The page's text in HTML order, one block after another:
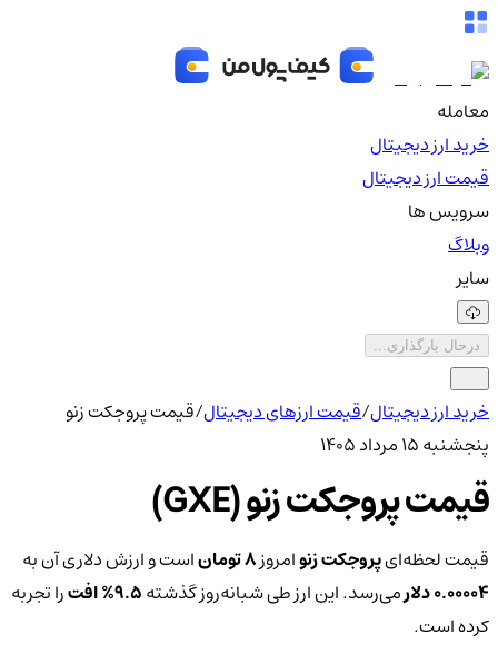
معامله
خرید ارز دیجیتال
قیمت ارز دیجیتال
سرویس ها
وبلاگ
سایر
درحال بارگذاری...
خرید ارز دیجیتال/قیمت ارزهای دیجیتال/قیمت پروجکت زنو
پنجشنبه ۱۵ مرداد ۱۴۰۵
قیمت پروجکت زنو (GXE)
قیمت لحظه‌ایپروجکت زنوامروز8 تومان
است و ارزش دلاری آن به
0.00004 دلار
می‌رسد. این ارز طی شبانه‌روز گذشته9.5% افترا تجربه
کرده است.